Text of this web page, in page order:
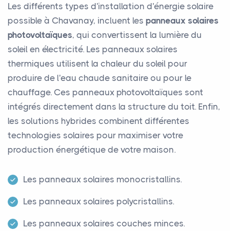
Les différents types d'installation d'énergie solaire
possible à Chavanay, incluent les panneaux solaires
photovoltaïques, qui convertissent la lumière du
soleil en électricité. Les panneaux solaires
thermiques utilisent la chaleur du soleil pour
produire de l'eau chaude sanitaire ou pour le
chauffage. Ces panneaux photovoltaïques sont
intégrés directement dans la structure du toit. Enfin,
les solutions hybrides combinent différentes
technologies solaires pour maximiser votre
production énergétique de votre maison.
Les panneaux solaires monocristallins.
Les panneaux solaires polycristallins.
Les panneaux solaires couches minces.